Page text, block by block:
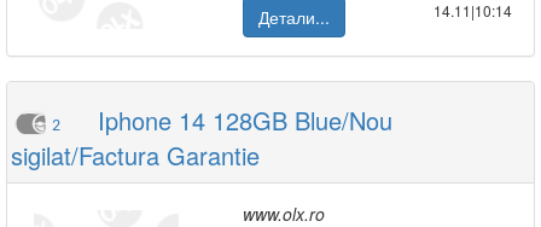
Детали...
14.11|10:14
2
Iphone 14 128GB Blue/Nou
sigilat/Factura Garantie
www.olx.ro